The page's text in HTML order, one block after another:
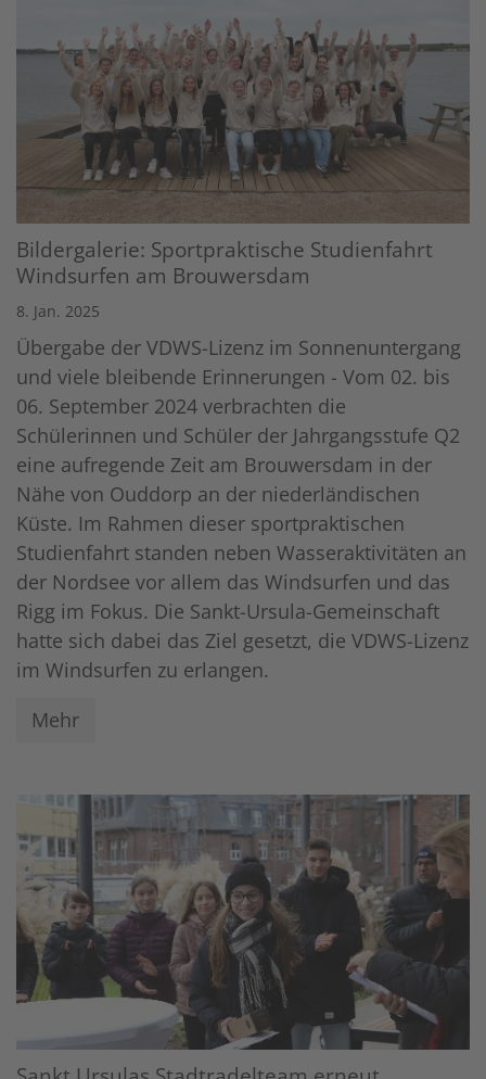
Bildergalerie: Sportpraktische Studienfahrt
Windsurfen am Brouwersdam
8. Jan. 2025
Übergabe der VDWS-Lizenz im Sonnenuntergang
und viele bleibende Erinnerungen - Vom 02. bis
06. September 2024 verbrachten die
Schülerinnen und Schüler der Jahrgangsstufe Q2
eine aufregende Zeit am Brouwersdam in der
Nähe von Ouddorp an der niederländischen
Küste. Im Rahmen dieser sportpraktischen
Studienfahrt standen neben Wasseraktivitäten an
der Nordsee vor allem das Windsurfen und das
Rigg im Fokus. Die Sankt-Ursula-Gemeinschaft
hatte sich dabei das Ziel gesetzt, die VDWS-Lizenz
im Windsurfen zu erlangen.
Mehr